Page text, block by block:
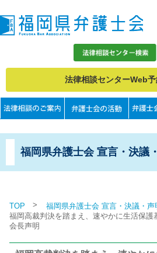
法律相談センターWeb
福岡県弁護士会 宣言・決議
TOP > 福岡県弁護士会 宣言・決議・声
福岡高裁判決を踏まえ、速やかに生活保護
会長声明